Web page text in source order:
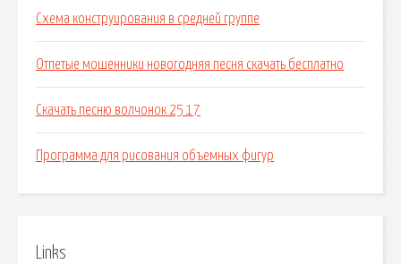
Схема конструирования в средней группе
Отпетые мошенники новогодняя песня скачать бесплатно
Скачать песню волчонок 25 17
Программа для рисования объемных фигур
Links